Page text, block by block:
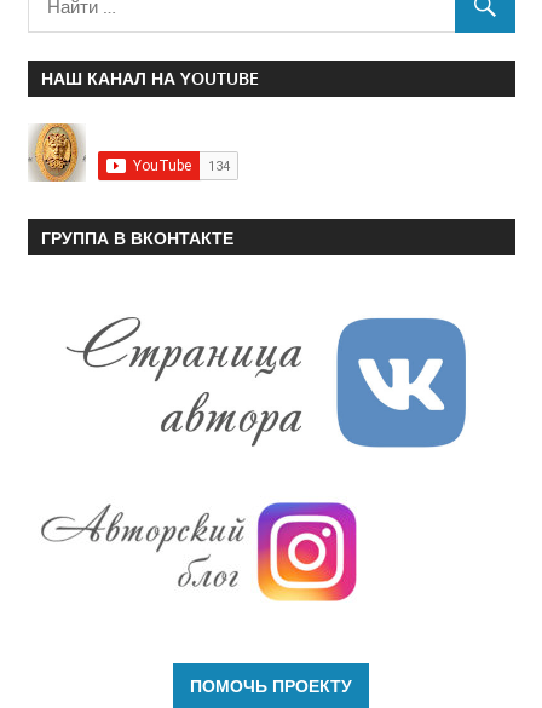
НАШ КАНАЛ НА YOUTUBE
ГРУППА В ВКОНТАКТЕ